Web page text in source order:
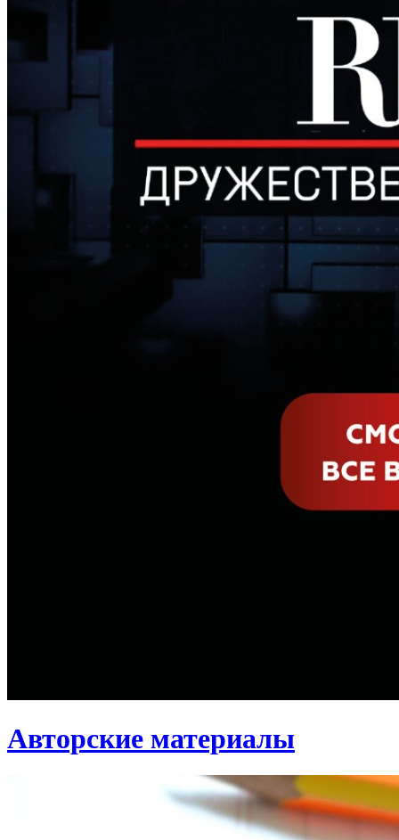
Авторские материалы